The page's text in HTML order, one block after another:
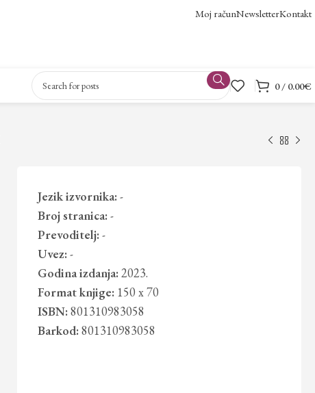
Moj računNewsletterKontakt
0/ 0.00€
Jezik izvornika: -
Broj stranica: -
Prevoditelj: -
Uvez: -
Godina izdanja: 2023.
Format knjige: 150 x 70
ISBN: 801310983058
Barkod: 801310983058